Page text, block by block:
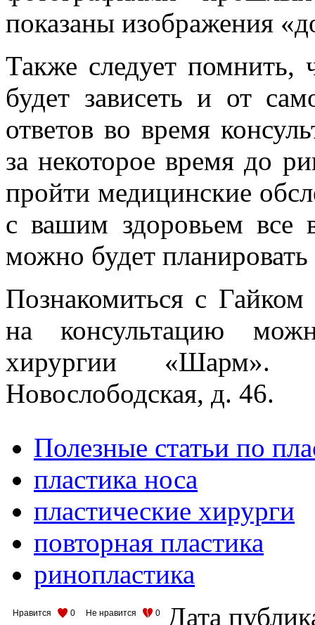
показаны изображения
Также следует помнить,
будет зависеть и от
ответов во время
за некоторое время до
пройти медицинские
с вашим здоровьем все
можно будет
Познакомиться с
на консультацию
хирургии
Новослободская, д. 46.
Полезные статьи по
пластика носа
пластические хирурги
повторная пластика
ринопластика
Нравится 0 Не нравится 0
Дата